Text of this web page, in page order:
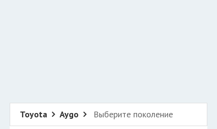
Toyota Aygo Выберите поколение